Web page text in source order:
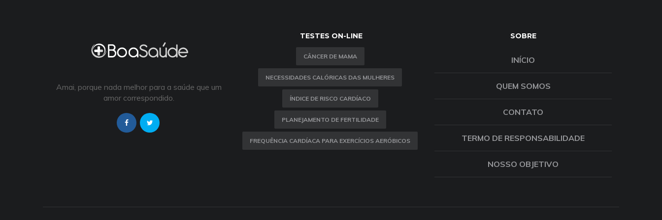
Amai, porque nada melhor para a saúde que um
amor correspondido.
TESTES ON-LINE
CÂNCER DE MAMA
NECESSIDADES CALÓRICAS DAS MULHERES
ÍNDICE DE RISCO CARDÍACO
PLANEJAMENTO DE FERTILIDADE
FREQUÊNCIA CARDÍACA PARA EXERCÍCIOS AERÓBICOS
SOBRE
INÍCIO
QUEM SOMOS
CONTATO
TERMO DE RESPONSABILIDADE
NOSSO OBJETIVO